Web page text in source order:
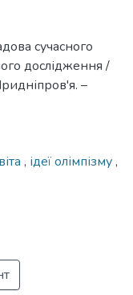
сучасного
дослідження /
–
, ідеї олімпізму,